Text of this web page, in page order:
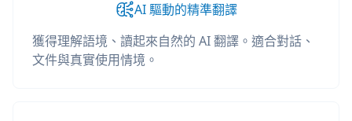
AI 驅動的精準翻譯
獲得理解語境、讀起來自然的 AI 翻譯。適合對話、
文件與真實使用情境。